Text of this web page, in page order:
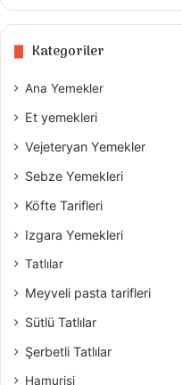
Kategoriler
Ana Yemekler
Et yemekleri
Vejeteryan Yemekler
Sebze Yemekleri
Köfte Tarifleri
Izgara Yemekleri
Tatlılar
Meyveli pasta tarifleri
Sütlü Tatlılar
Şerbetli Tatlılar
Hamurişi